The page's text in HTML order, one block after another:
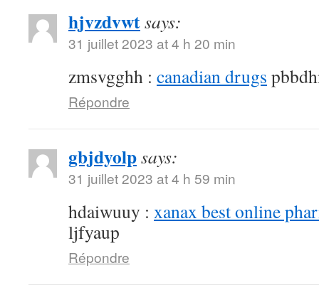
hjvzdvwtsays:
31 juillet 2023 at 4 h 20 min
zmsvgghh : canadian drugs
Répondre
gbjdyolpsays:
31 juillet 2023 at 4 h 59 min
hdaiwuuy : xanax best online
ljfyaup
Répondre